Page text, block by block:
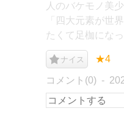
人のバケモノ美
「四大元素が世
たくて足枷にな
ナイス ★4
コメント(0)